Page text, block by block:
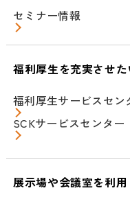
セミナー情報
福利厚生を充実させた
福利厚生サービスセン
SCKサービスセンター
展示場や会議室を利